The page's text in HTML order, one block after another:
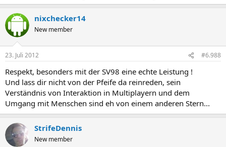
nixchecker14
New member
23. Juli 2012 #6.988
Respekt, besonders mit der SV98 eine echte Leistung !
Und lass dir nicht von der Pfeife da reinreden, sein
Verständnis von Interaktion in Multiplayern und dem
Umgang mit Menschen sind eh von einem anderen Stern...
StrifeDennis
New member